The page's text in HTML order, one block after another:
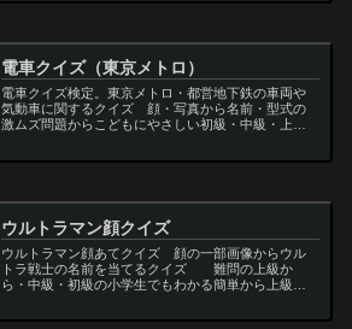
電車クイズ（東京メトロ）
電車クイズ検定。東京メトロ・都営地下鉄の車両や
気動車に関するクイズ 顔・写真から名前・型式の
激ムズ問題からこどもにやさしい初級・中級・上級
ウルトラマン顔クイズ
ウルトラマン顔あてクイズ 顔の一部画像からウル
トラ戦士の名前を当てるクイズ 難問の上級か
ら・中級・初級の小学生でもわかる簡単から上級者